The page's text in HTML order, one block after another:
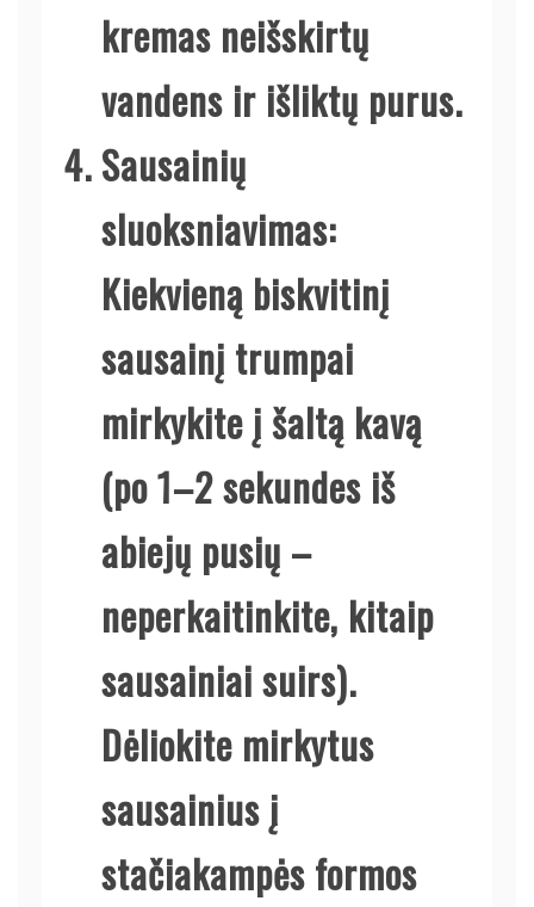
kremas neišskirtų
vandens ir išliktų purus.
Sausainių
sluoksniavimas:
Kiekvieną biskvitinį
sausainį trumpai
mirkykite į šaltą kavą
(po 1–2 sekundes iš
abiejų pusių –
neperkaitinkite, kitaip
sausainiai suirs).
Dėliokite mirkytus
sausainius į
stačiakampės formos